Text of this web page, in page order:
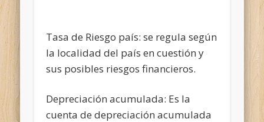
Tasa de Riesgo país: se regula según
la localidad del país en cuestión y
sus posibles riesgos financieros.
Depreciación acumulada: Es la
cuenta de depreciación acumulada